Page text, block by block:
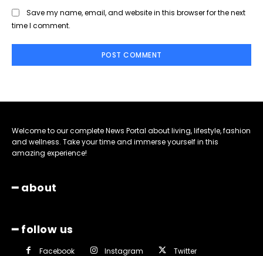
Save my name, email, and website in this browser for the next
time I comment.
Welcome to our complete News Portal about living, lifestyle, fashion
and wellness. Take your time and immerse yourself in this
amazing experience!
━ about
━ follow us
Facebook Instagram Twitter